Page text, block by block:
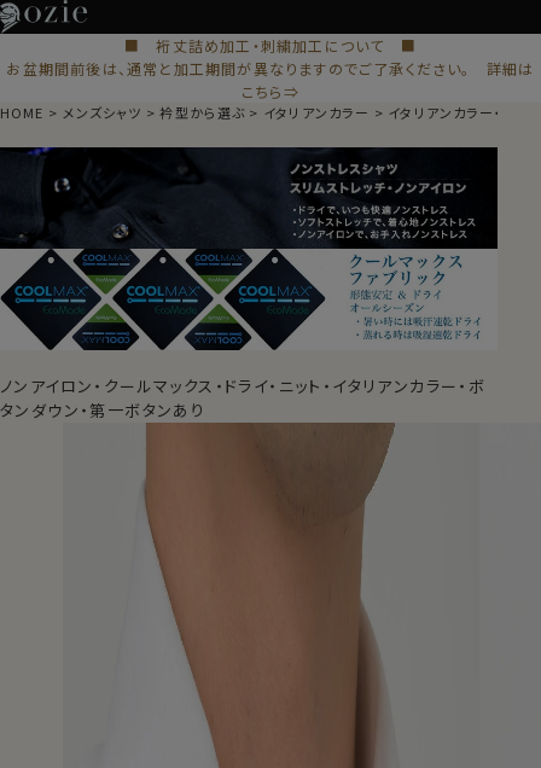
■ 裄丈詰め加工・刺繍加工について ■
お盆期間前後は、通常と加工期間が異なりますのでご了承ください。 詳細は
こちら⇒
HOME メンズシャツ 衿型から選ぶ イタリアンカラー イタリアンカラー・ボタ
ノンアイロン・クールマックス・ドライ・ニット・イタリアンカラー・ボ
タンダウン・第一ボタンあり